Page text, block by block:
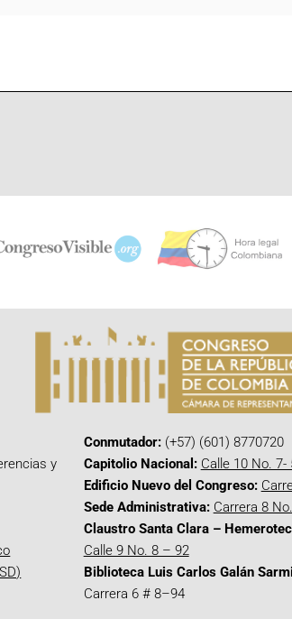
y
Conmutador:(+57) (601) 8770720
Capitolio Nacional: Calle 10 No. 7-
Edificio Nuevo del Congreso:
Sede Administrativa: Carrera 8
Claustro Santa Clara –
Calle 9 No. 8 – 92
Biblioteca Luis Carlos Galán
Carrera 6 # 8–94